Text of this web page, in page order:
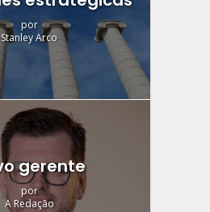
por
Stanley Arco
gerente
por
A Redação